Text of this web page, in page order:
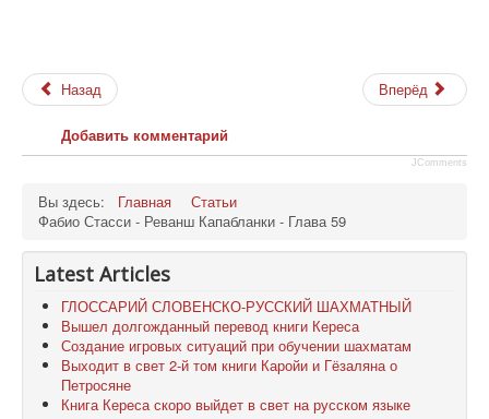
Назад Вперёд
Добавить комментарий
JComments
Вы здесь: Главная
Статьи
Фабио Стасси - Реванш Капабланки - Глава 59
Latest Articles
ГЛОССАРИЙ СЛОВЕНСКО-РУССКИЙ ШАХМАТНЫЙ
Вышел долгожданный перевод книги Кереса
Создание игровых ситуаций при обучении шахматам
Выходит в свет 2-й том книги Каройи и Гёзаляна о
Петросяне
Книга Кереса скоро выйдет в свет на русском языке